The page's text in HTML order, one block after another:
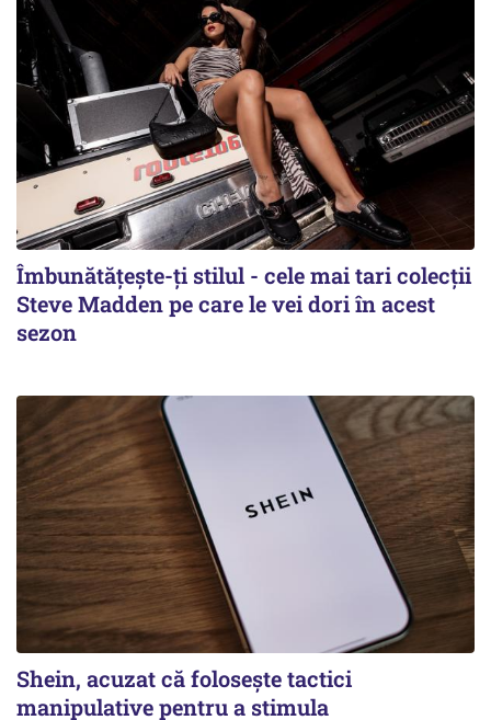
Îmbunătățește-ți stilul - cele mai tari colecții
Steve Madden pe care le vei dori în acest
sezon
Shein, acuzat că folosește tactici
manipulative pentru a stimula